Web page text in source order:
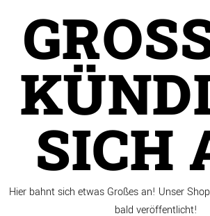
ICH
Hier bahnt sich etwas Großes an! Unser
bald veröffentlicht!